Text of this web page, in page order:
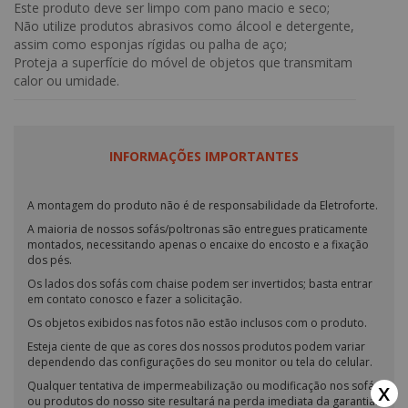
Este produto deve ser limpo com pano macio e seco;
Não utilize produtos abrasivos como álcool e detergente,
assim como esponjas rígidas ou palha de aço;
Proteja a superfície do móvel de objetos que transmitam
calor ou umidade.
INFORMAÇÕES IMPORTANTES
A montagem do produto não é de responsabilidade da Eletroforte.
A maioria de nossos sofás/poltronas são entregues praticamente
montados, necessitando apenas o encaixe do encosto e a fixação
dos pés.
Os lados dos sofás com chaise podem ser invertidos; basta entrar
em contato conosco e fazer a solicitação.
Os objetos exibidos nas fotos não estão inclusos com o produto.
Esteja ciente de que as cores dos nossos produtos podem variar
dependendo das configurações do seu monitor ou tela do celular.
Qualquer tentativa de impermeabilização ou modificação nos sofás
ou produtos do nosso site resultará na perda imediata da garantia.x